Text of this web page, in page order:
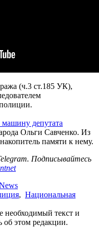
(ч.3 ст.185 УК),
депутата
Ольги Савченко. Из
памяти к нему.
Подписывайтесь
, Национальная
необходимый текст и
этом редакции.